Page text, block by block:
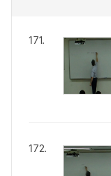
171.
172.